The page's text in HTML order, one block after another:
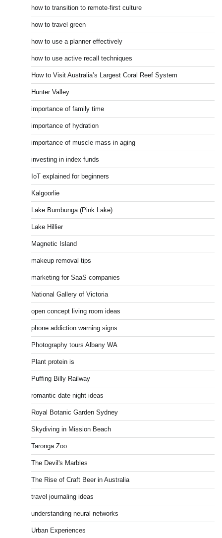
how to transition to remote-first culture
how to travel green
how to use a planner effectively
how to use active recall techniques
How to Visit Australia’s Largest Coral Reef System
Hunter Valley
importance of family time
importance of hydration
importance of muscle mass in aging
investing in index funds
IoT explained for beginners
Kalgoorlie
Lake Bumbunga (Pink Lake)
Lake Hillier
Magnetic Island
makeup removal tips
marketing for SaaS companies
National Gallery of Victoria
open concept living room ideas
phone addiction warning signs
Photography tours Albany WA
Plant protein is
Puffing Billy Railway
romantic date night ideas
Royal Botanic Garden Sydney
Skydiving in Mission Beach
Taronga Zoo
The Devil's Marbles
The Rise of Craft Beer in Australia
travel journaling ideas
understanding neural networks
Urban Experiences